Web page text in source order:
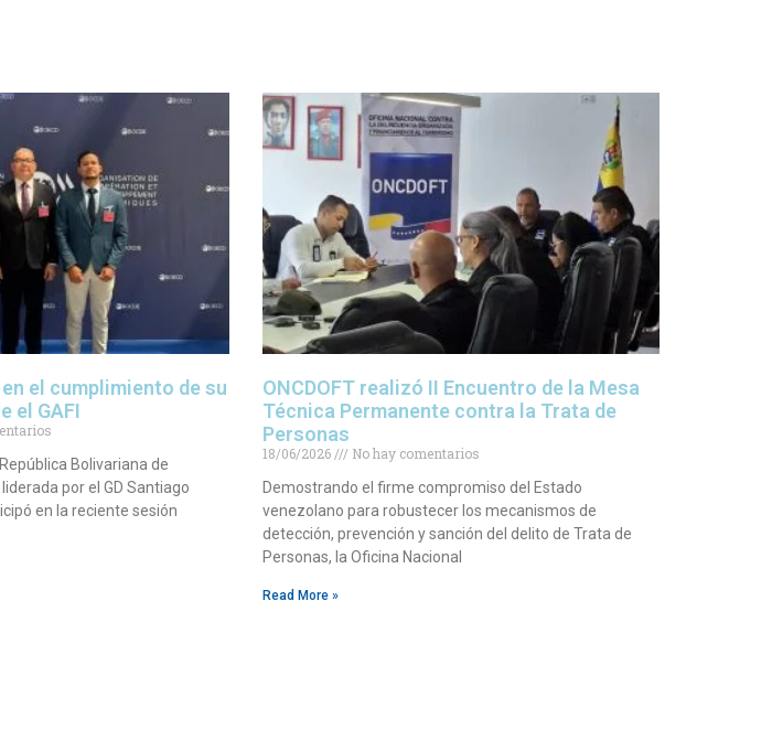
el cumplimiento de su
el GAFI
Bolivariana de
por el GD Santiago
en la reciente sesión
ONCDOFT realizó II Encuentro de la Mesa
Técnica Permanente contra la Trata de
Personas
18/06/2026
No hay comentarios
Demostrando el firme compromiso del Estado
venezolano para robustecer los mecanismos de
detección, prevención y sanción del delito de Trata de
Personas, la Oficina Nacional
Read More »